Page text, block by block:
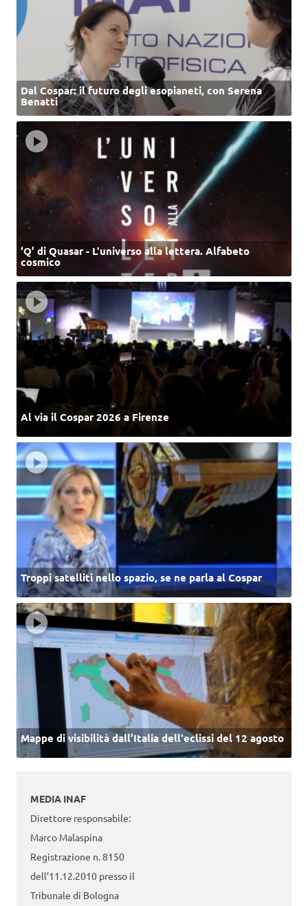
Dal Cospar: il futuro degli esopianeti, con Serena
Benatti
‘Q’ di Quasar - L'universo alla lettera. Alfabeto
cosmico
Al via il Cospar 2026 a Firenze
Troppi satelliti nello spazio, se ne parla al Cospar
Mappe di visibilità dall’Italia dell'eclissi del 12 agosto
MEDIA INAF
Direttore responsabile:
Marco Malaspina
Registrazione n. 8150
dell’11.12.2010 presso il
Tribunale di Bologna